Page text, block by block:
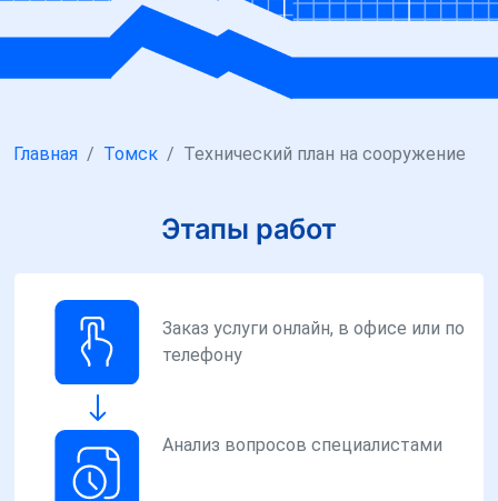
Главная Томск Технический план на сооружение
Этапы работ
Заказ услуги онлайн, в офисе или по
телефону
Анализ вопросов специалистами